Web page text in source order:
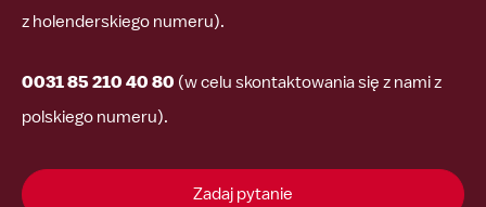
z holenderskiego numeru).
0031 85 210 40 80 (w celu skontaktowania się z nami z
polskiego numeru).
Zadaj pytanie